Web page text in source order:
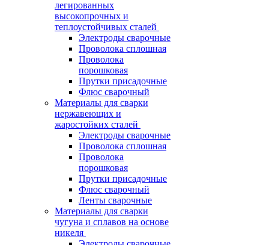
легированных
высокопрочных и
теплоустойчивых сталей
Электроды сварочные
Проволока сплошная
Проволока
порошковая
Прутки присадочные
Флюс сварочный
Материалы для сварки
нержавеющих и
жаростойких сталей
Электроды сварочные
Проволока сплошная
Проволока
порошковая
Прутки присадочные
Флюс сварочный
Ленты сварочные
Материалы для сварки
чугуна и сплавов на основе
никеля